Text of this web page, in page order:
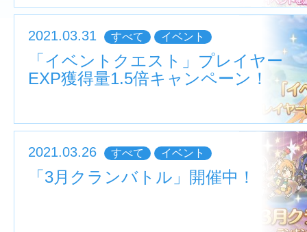
2021.03.31 すべて イベント
「イベントクエスト」プレイヤー
EXP獲得量1.5倍キャンペーン！
2021.03.26 すべて イベント
「3月クランバトル」開催中！